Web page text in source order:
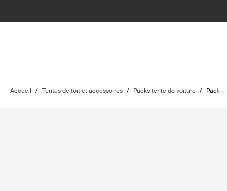
Accueil / Tentes de toit et accessoires / Packs tente de voiture / Pack